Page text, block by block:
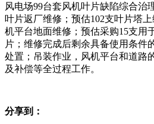
风电场99台套风机叶片缺陷综合治
叶片返厂维修；预估102支叶片塔
机平台地面维修；预估采购15支用
片；维修完成后剩余具备使用条件
处置；吊装作业，风机平台和道路
及补偿等全过程工作。
分享到：